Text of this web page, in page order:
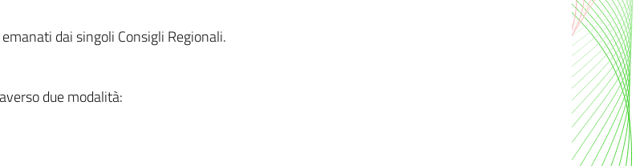
dai singoli Consigli Regionali.
due modalità: